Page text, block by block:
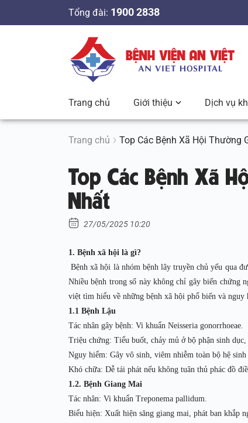
n
Tổng đài: 1900 2838
Trang chủ Giới thiệu Dịch vụ
Trang chủ Top Các Bệnh Xã Hội Thường
Top Các Bệnh Xã
Nhất
27/05/2025 10:20
1. Bệnh xã hội là gì?
Bệnh xã hội là nhóm bệnh lây truyền chủ yếu qua
Nhiều bệnh trong số này không chỉ gây biến chứng
việt tìm hiểu về những bệnh xã hội phổ biến và nguy
1.1 Bệnh Lậu
Tác nhân gây bệnh: Vi khuẩn Neisseria gonorrhoeae.
Triệu chứng: Tiểu buốt, chảy mủ ở bộ phận sinh dục,
Nguy hiểm: Gây vô sinh, viêm nhiễm toàn bộ hệ
Khó chữa: Dễ tái phát nếu không tuân thủ phác đồ
1.2. Bệnh Giang Mai
Tác nhân: Vi khuẩn Treponema pallidum.
Biểu hiện: Xuất hiện săng giang mai, phát ban khắp